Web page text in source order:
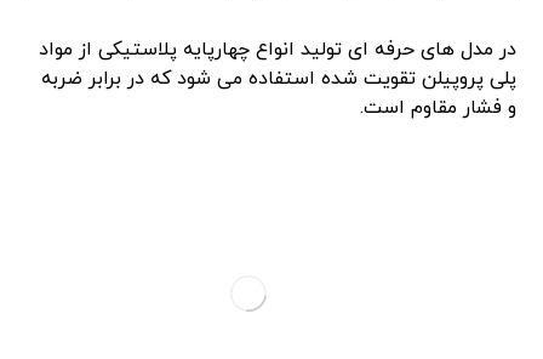
در مدل ‌های حرفه‌ ای تولید انواع چهارپایه پلاستیکی از مواد
پلی‌ پروپیلن تقویت ‌شده استفاده می ‌شود که در برابر ضربه
و فشار مقاوم است.